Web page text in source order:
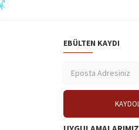
EBÜLTEN KAYDI